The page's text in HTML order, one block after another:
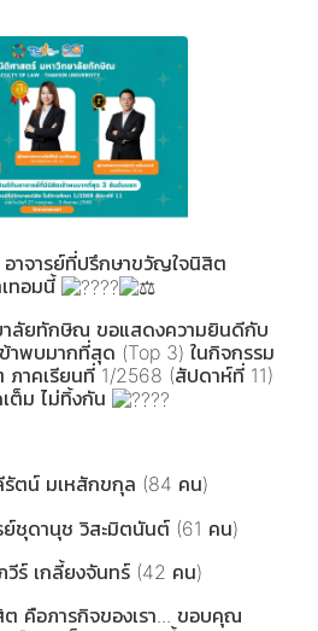
าจารย์ที่ปรึกษาขวัญใจนิสิต
ทอมนี้
ลัยทักษิณ ขอแสดงความยินดีกับ
พบมากที่สุด (Top 3) ในกิจกรรม
าคเรียนที่ 1/2568 (สัปดาห์ที่ 11)
ต็ม ไม่ทิ้งกัน
ตน์ มเหสักขกุล (84 คน)
ย์ชุดานุช วิสะมิตนันต์ (61 คน)
ร์ เกลี้ยงจันทร์ (42 คน)
ต คือภารกิจของเรา... ขอบคุณ